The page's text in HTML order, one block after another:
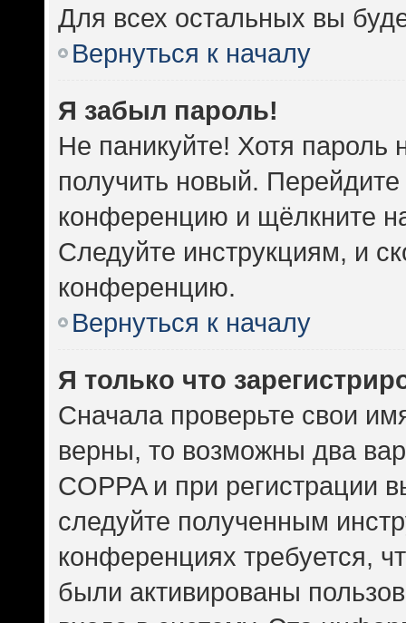
Для всех остальных вы
Вернуться к началу
Я забыл пароль!
Не паникуйте! Хотя пароль
получить новый.
конференцию и щёлкните
Следуйте инструкциям, и
конференцию.
Вернуться к началу
Я только что
Сначала проверьте свои
верны, то возможны два
COPPA и при регистрации
следуйте полученным
конференциях требуется,
были активированы